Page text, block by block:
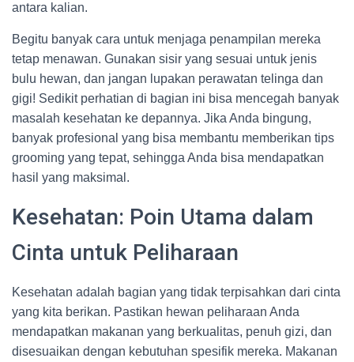
antara kalian.
Begitu banyak cara untuk menjaga penampilan mereka
tetap menawan. Gunakan sisir yang sesuai untuk jenis
bulu hewan, dan jangan lupakan perawatan telinga dan
gigi! Sedikit perhatian di bagian ini bisa mencegah banyak
masalah kesehatan ke depannya. Jika Anda bingung,
banyak profesional yang bisa membantu memberikan tips
grooming yang tepat, sehingga Anda bisa mendapatkan
hasil yang maksimal.
Kesehatan: Poin Utama dalam
Cinta untuk Peliharaan
Kesehatan adalah bagian yang tidak terpisahkan dari cinta
yang kita berikan. Pastikan hewan peliharaan Anda
mendapatkan makanan yang berkualitas, penuh gizi, dan
disesuaikan dengan kebutuhan spesifik mereka. Makanan